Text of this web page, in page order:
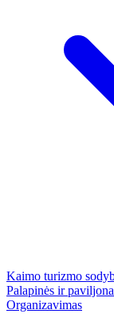
Kaimo turizmo
Palapinės ir
Organizavimas